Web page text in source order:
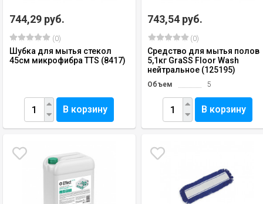
744,29 руб.
(0)
Шубка для мытья стекол
45см микрофибра TTS (8417)
В корзину
743,54 руб.
(0)
Средство для мытья полов
5,1кг GraSS Floor Wash
нейтральное (125195)
Объем 5
В корзину